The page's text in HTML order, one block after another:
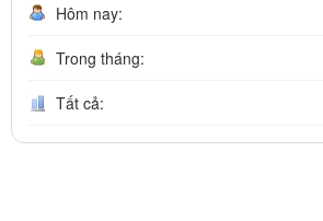
Hôm nay:
Trong tháng:
Tất cả: